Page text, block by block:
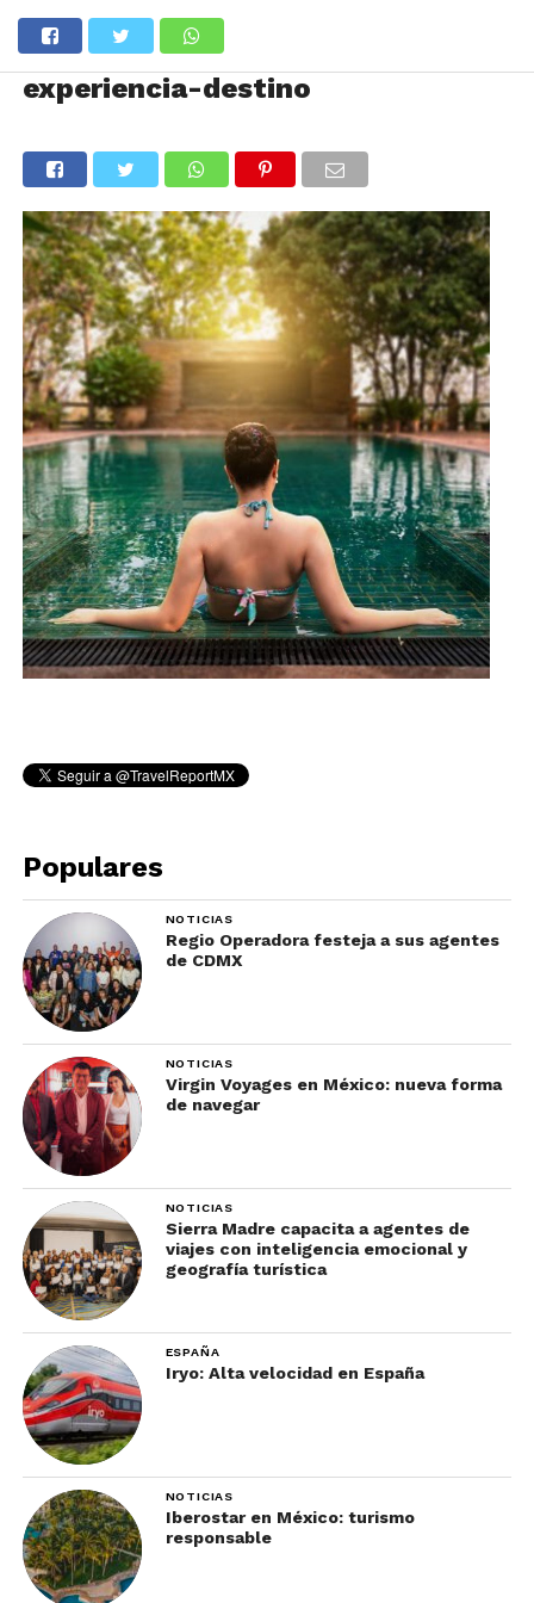
experiencia-destino
Populares
NOTICIAS
Regio Operadora festeja a sus agentes
de CDMX
NOTICIAS
Virgin Voyages en México: nueva forma
de navegar
NOTICIAS
Sierra Madre capacita a agentes de
viajes con inteligencia emocional y
geografía turística
ESPAÑA
Iryo: Alta velocidad en España
NOTICIAS
Iberostar en México: turismo
responsable